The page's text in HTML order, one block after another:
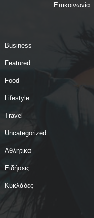
Επικοινωνία:
Business
Featured
Food
Lifestyle
Travel
Uncategorized
Αθλητικά
Ειδήσεις
Κυκλάδες